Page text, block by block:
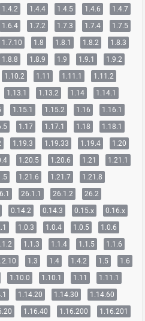
1.4.2 1.4.4 1.4.5 1.4.6
1.4.7
1.6.4 1.7.2 1.7.3 1.7.4
1.7.5
1.7.10 1.8 1.8.1 1.8.2
1.8.3
1.8.8 1.8.9 1.9 1.9.1
1.9.2
1.10.2 1.11 1.11.1
1.11.2
1.13.1 1.13.2 1.14
1.14.1
1.15.1 1.15.2 1.16
1.16.1
1.17 1.17.1 1.18
1.18.1
1.19.3 1.19.33 1.19.4
1.20
1.20.5 1.20.6 1.21
1.21.1
1.21.6 1.21.7
1.21.8
26.1.1 26.1.2 26.2
0.14.2 0.14.3 0.15.x
0.16.x
1.0.3 1.0.4 1.0.5
1.0.6
1.1.3 1.1.4 1.1.5
1.1.6
1.3 1.4 1.4.2 1.5
1.6
1.10.0 1.10.1 1.11
1.11.1
1.14.20 1.14.30
1.14.60
1.16.40 1.16.200
1.16.201